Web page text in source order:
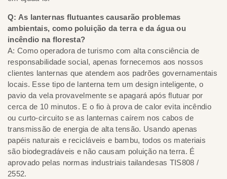
Q: As lanternas flutuantes causarão problemas
ambientais, como poluição da terra e da água ou
incêndio na floresta?
A: Como operadora de turismo com alta consciência de
responsabilidade social, apenas fornecemos aos nossos
clientes lanternas que atendem aos padrões governamentais
locais. Esse tipo de lanterna tem um design inteligente, o
pavio da vela provavelmente se apagará após flutuar por
cerca de 10 minutos. E o fio à prova de calor evita incêndio
ou curto-circuito se as lanternas caírem nos cabos de
transmissão de energia de alta tensão. Usando apenas
papéis naturais e recicláveis e bambu, todos os materiais
são biodegradáveis e não causam poluição na terra. É
aprovado pelas normas industriais tailandesas TIS808 /
2552.